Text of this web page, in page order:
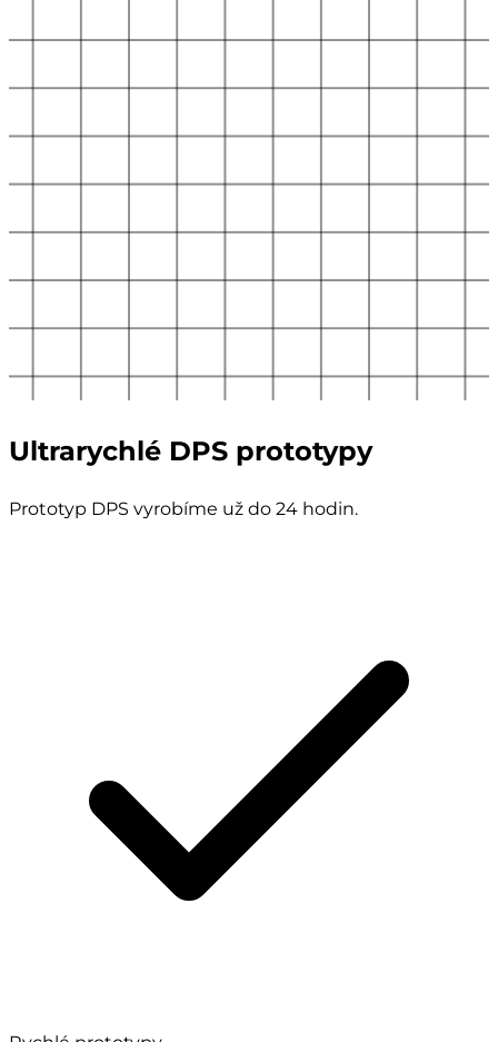
Ultrarychlé DPS prototypy
Prototyp DPS vyrobíme už do 24 hodin.